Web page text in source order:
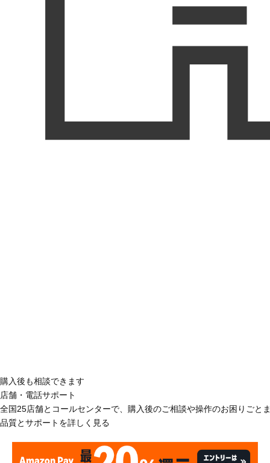
購入後も相談できます
店舗・電話サポート
全国25店舗とコールセンターで、購入後のご相談や操作のお困りごと
品質とサポートを詳しく見る